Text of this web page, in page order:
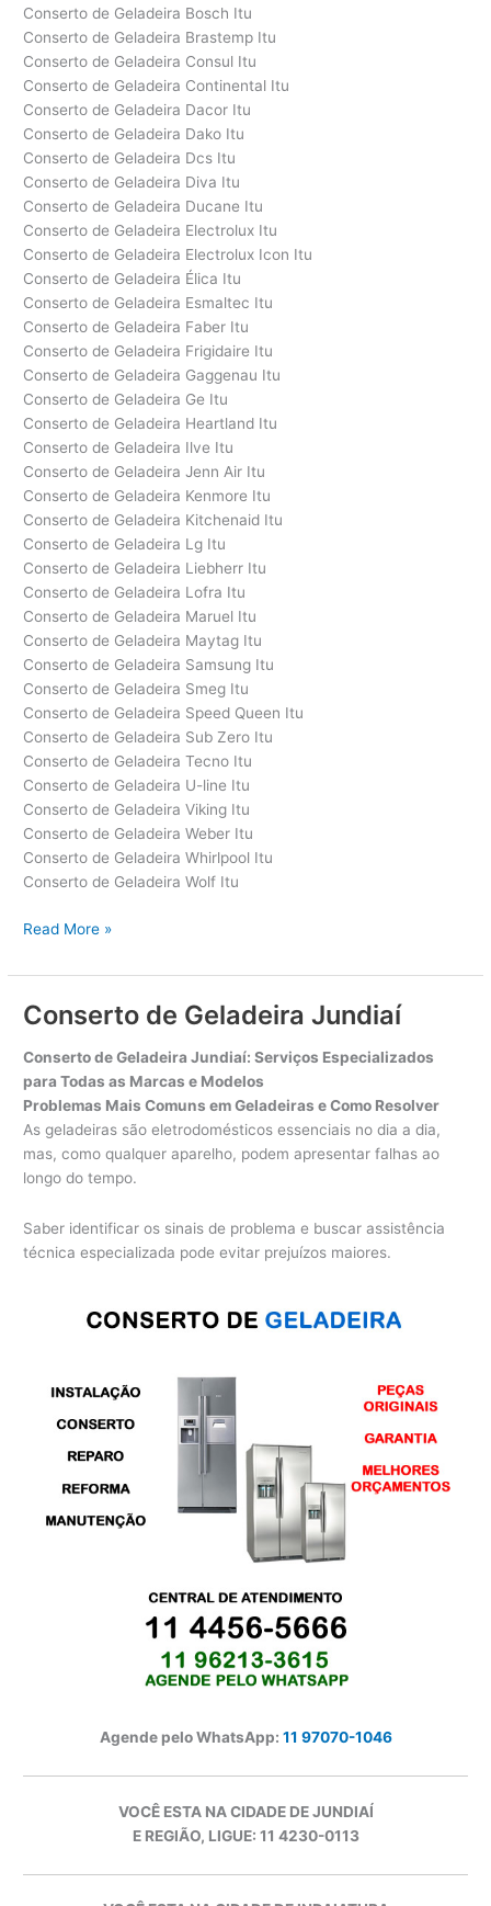
Conserto de Geladeira Bosch Itu
Conserto de Geladeira Brastemp Itu
Conserto de Geladeira Consul Itu
Conserto de Geladeira Continental Itu
Conserto de Geladeira Dacor Itu
Conserto de Geladeira Dako Itu
Conserto de Geladeira Dcs Itu
Conserto de Geladeira Diva Itu
Conserto de Geladeira Ducane Itu
Conserto de Geladeira Electrolux Itu
Conserto de Geladeira Electrolux Icon Itu
Conserto de Geladeira Élica Itu
Conserto de Geladeira Esmaltec Itu
Conserto de Geladeira Faber Itu
Conserto de Geladeira Frigidaire Itu
Conserto de Geladeira Gaggenau Itu
Conserto de Geladeira Ge Itu
Conserto de Geladeira Heartland Itu
Conserto de Geladeira Ilve Itu
Conserto de Geladeira Jenn Air Itu
Conserto de Geladeira Kenmore Itu
Conserto de Geladeira Kitchenaid Itu
Conserto de Geladeira Lg Itu
Conserto de Geladeira Liebherr Itu
Conserto de Geladeira Lofra Itu
Conserto de Geladeira Maruel Itu
Conserto de Geladeira Maytag Itu
Conserto de Geladeira Samsung Itu
Conserto de Geladeira Smeg Itu
Conserto de Geladeira Speed Queen Itu
Conserto de Geladeira Sub Zero Itu
Conserto de Geladeira Tecno Itu
Conserto de Geladeira U-line Itu
Conserto de Geladeira Viking Itu
Conserto de Geladeira Weber Itu
Conserto de Geladeira Whirlpool Itu
Conserto de Geladeira Wolf Itu
Conserto
Geladeira
Read More »
Conserto de Geladeira Jundiaí
Conserto de Geladeira Jundiaí: Serviços Especializados
para Todas as Marcas e Modelos
Problemas Mais Comuns em Geladeiras e Como Resolver
As geladeiras são eletrodomésticos essenciais no dia a dia,
mas, como qualquer aparelho, podem apresentar falhas ao
longo do tempo.
Saber identificar os sinais de problema e buscar assistência
técnica especializada pode evitar prejuízos maiores.
Agende pelo WhatsApp: 11 97070-1046
VOCÊ ESTA NA CIDADE DE JUNDIAÍ
E REGIÃO, LIGUE: 11 4230-0113